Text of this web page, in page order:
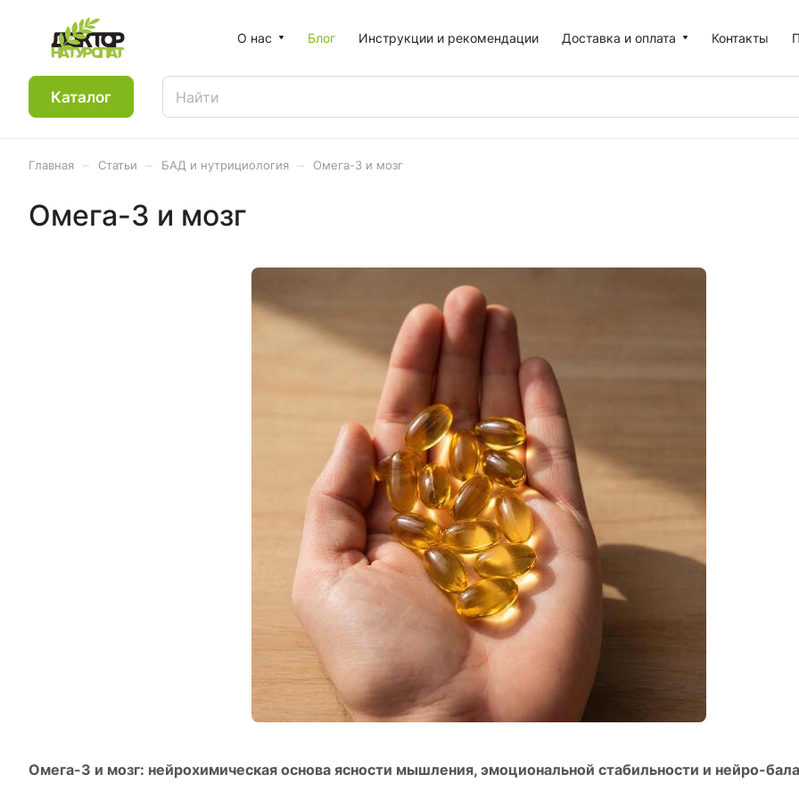
О нас Блог Инструкции и рекомендации Доставка и оплата Контакты
Каталог
Главная Статьи БАД и нутрициология Омега-3 и мозг
Омега-3 и мозг
Омега-3 и мозг: нейрохимическая основа ясности мышления, эмоциональной стабильности и нейро-